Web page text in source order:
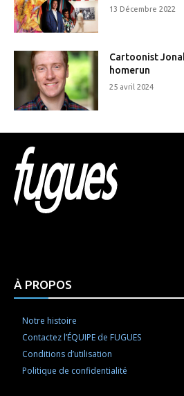
13 Décembre 2022
Cartoonist
homerun
25 avril 2024
À PROPOS
Notre histoire
Contactez l’ÉQUIPE de FUGUES
Conditions d’utilisation
Politique de confidentialité